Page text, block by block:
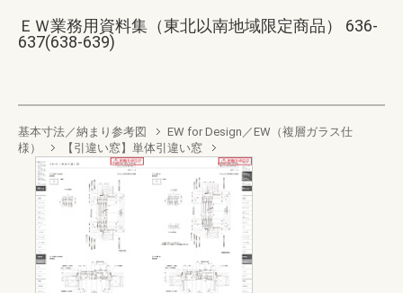
ＥＷ業務用資料集（東北以南地域限定商品） 636-
637(638-639)
基本寸法／納まり参考図
EW for Design／EW（複層ガラス仕
様）
【引違い窓】単体引違い窓